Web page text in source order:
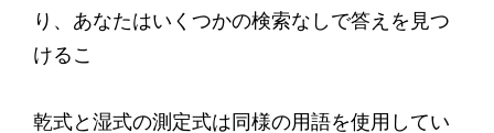
り、あなたはいくつかの検索なしで答えを見つ
けるこ
乾式と湿式の測定式は同様の用語を使用してい